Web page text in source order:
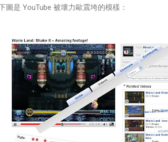
圖是 YouTube 被壞力歐震垮的模樣：